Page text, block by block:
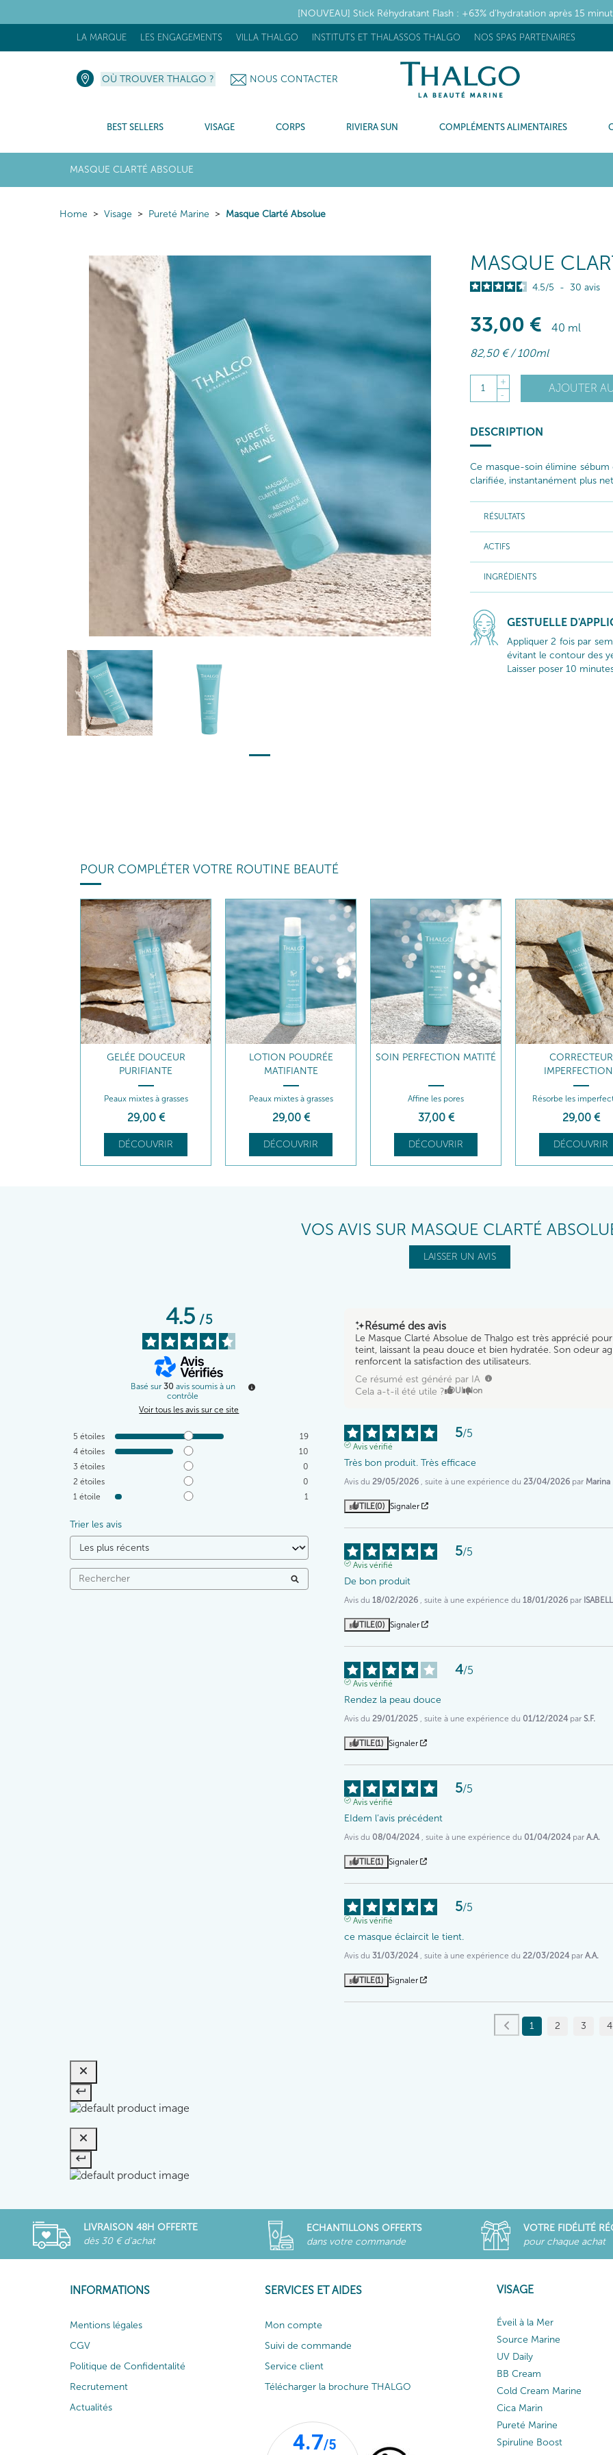
[NOUVEAU] Stick Réhydratant Flash : +63% d’hydratation après 15
LA MARQUE LES ENGAGEMENTS VILLA THALGO INSTITUTS ET THALASSOS THALGO NOS SPAS PARTENAIRES
OÙ TROUVER THALGO ? NOUS CONTACTER
BEST SELLERS VISAGE CORPS RIVIERA SUN COMPLÉMENTS ALIMENTAIRES
MASQUE CLARTÉ ABSOLUE
Home Visage Pureté Marine Masque Clarté Absolue
MASQUE
4.5/5 - 30 avis
33,00 €
40 ml
82,50 €/ 100ml
1
+
-
AJOUTER
DESCRIPTION
Ce masque-soin élimine
clarifiée, instantanément plus
RÉSULTATS
ACTIFS
INGRÉDIENTS
GESTUELLE
Appliquer 2 fois par
évitant le contour des
Laisser poser 10
POUR COMPLÉTER VOTRE ROUTINE BEAUTÉ
GELÉE DOUCEUR
PURIFIANTE
Peaux mixtes à grasses
29,00 €
DÉCOUVRIR
LOTION POUDRÉE
MATIFIANTE
Peaux mixtes à grasses
29,00 €
DÉCOUVRIR
SOIN PERFECTION MATITÉ
Affine les pores
37,00 €
DÉCOUVRIR
CORRECTEUR
Résorbe les
29,00 €
DÉCOUVRIR
VOS AVIS SUR MASQUE CLARTÉ
LAISSER UN AVIS
4.5/5
Basé sur 30 avis soumis à un
contrôle
Voir tous les avis sur ce site
5 étoiles
19
4 étoiles
10
3 étoiles
0
2 étoiles
0
1 étoile 1
Trier les avis
Résumé des avis
Le Masque Clarté Absolue de Thalgo est très apprécié
teint, laissant la peau douce et bien hydratée. Son odeur
renforcent la satisfaction des utilisateurs.
Ce résumé est généré par IA
Cela a-t-il été utile ? OUI Non
5/5
Avis vérifié
Très bon produit. Très efficace
Avis du 29/05/2026 , suite à une expérience du 23/04/2026 par Marina
UTILE(0) Signaler
5/5
Avis vérifié
De bon produit
Avis du 18/02/2026 , suite à une expérience du 18/01/2026 par
UTILE(0) Signaler
4/5
Avis vérifié
Rendez la peau douce
Avis du 29/01/2025 , suite à une expérience du 01/12/2024 parS.F.
UTILE(1) Signaler
5/5
Avis vérifié
EIdem l’avis précédent
Avis du 08/04/2024 , suite à une expérience du 01/04/2024 parA.A.
UTILE(1) Signaler
5/5
Avis vérifié
ce masque éclaircit le tient.
Avis du31/03/2024 , suite à une expérience du 22/03/2024 parA.A.
UTILE(1) Signaler
1 2 3 4
LIVRAISON 48H OFFERTE
dès 30 € d'achat
ECHANTILLONS OFFERTS
dans votre commande
VOTRE FIDÉLITÉ
pour chaque achat
INFORMATIONS
Mentions légales
CGV
Politique de Confidentalité
Recrutement
Actualités
SERVICES ET AIDES
Mon compte
Suivi de commande
Service client
Télécharger la brochure THALGO
VISAGE
Éveil à la Mer
Source Marine
UV Daily
BB Cream
Cold Cream Marine
Cica Marin
Pureté Marine
Spiruline Boost